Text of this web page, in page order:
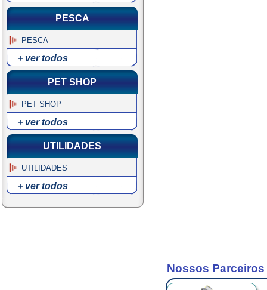
PESCA
PESCA
+ ver todos
PET SHOP
PET SHOP
+ ver todos
UTILIDADES
UTILIDADES
+ ver todos
Nossos Parceiros